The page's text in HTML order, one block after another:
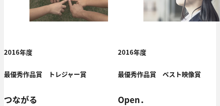
2016年度
最優秀作品賞 トレジャー賞
つながる
2016年度
最優秀作品賞 ベスト映像賞
Open．